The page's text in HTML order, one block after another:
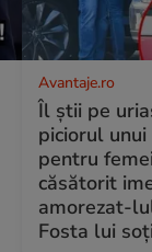
Avantaje.ro
Îl știi pe
piciorul
pentru
căsătorit
amorezat-
Fosta lui